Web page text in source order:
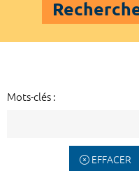
Mots-clés :
EFFACER